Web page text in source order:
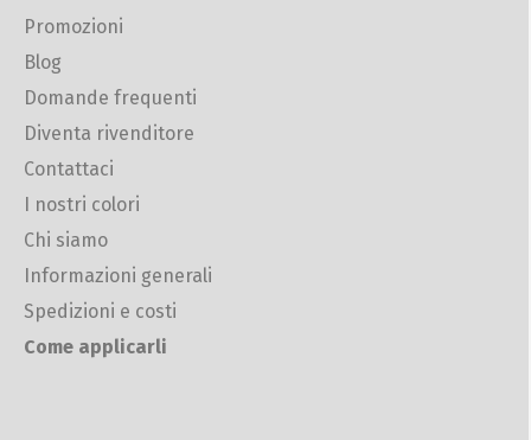
Promozioni
Blog
Domande frequenti
Diventa rivenditore
Contattaci
I nostri colori
Chi siamo
Informazioni generali
Spedizioni e costi
Come applicarli